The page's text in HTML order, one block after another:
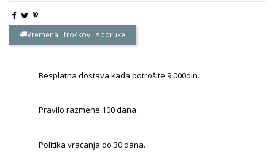
Vremena i troškovi isporuke
Besplatna dostava kada potrošite 9.000din.
Pravilo razmene 100 dana.
Politika vraćanja do 30 dana.